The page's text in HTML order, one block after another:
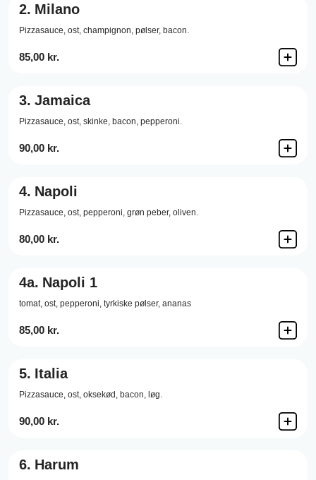
2. Milano
Pizzasauce, ost, champignon, pølser, bacon.
85,00 kr.
3. Jamaica
Pizzasauce, ost, skinke, bacon, pepperoni.
90,00 kr.
4. Napoli
Pizzasauce, ost, pepperoni, grøn peber, oliven.
80,00 kr.
4a. Napoli 1
tomat, ost, pepperoni, tyrkiske pølser, ananas
85,00 kr.
5. Italia
Pizzasauce, ost, oksekød, bacon, løg.
90,00 kr.
6. Harum